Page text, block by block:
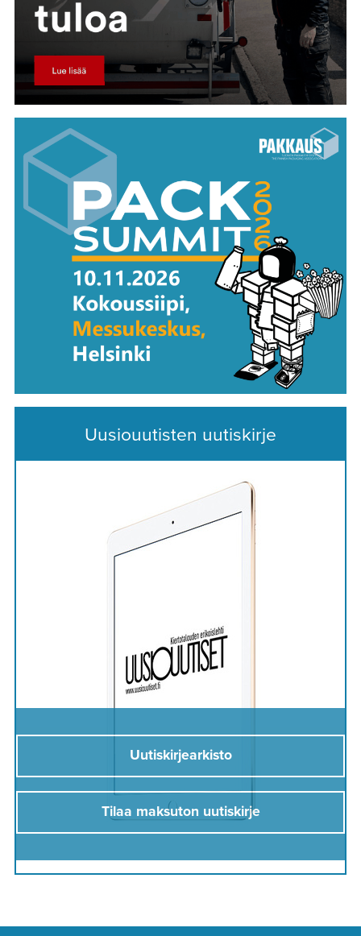
Uusiouutisten uutiskirje
Uutiskirjearkisto
Tilaa maksuton uutiskirje